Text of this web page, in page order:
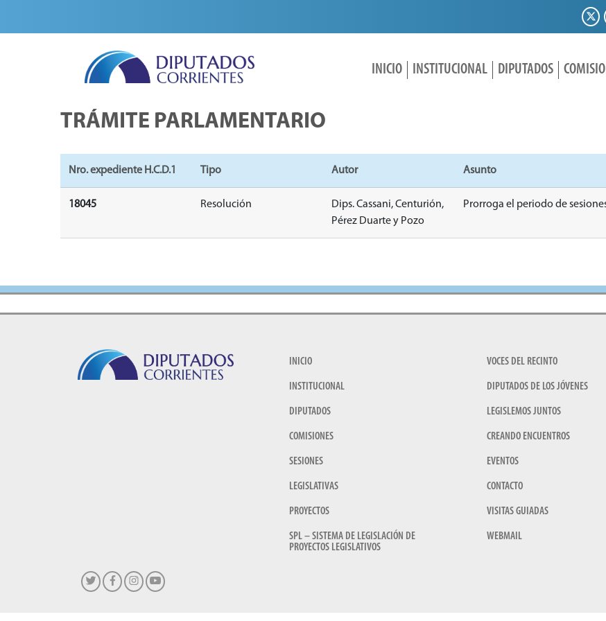
INICIO INSTITUCIONAL DIPUTADOS
TRÁMITE PARLAMENTARIO
Nro. expediente H.C.D.1 Tipo Autor Asunto
18045 Resolución
Dips. Cassani, Centurión,
Pérez Duarte y Pozo
Prorroga el periodo de
INICIO
INSTITUCIONAL
DIPUTADOS
COMISIONES
SESIONES
LEGISLATIVAS
PROYECTOS
SPL – SISTEMA DE LEGISLACIÓN DE
PROYECTOS LEGISLATIVOS
VOCES DEL RECINTO
DIPUTADOS DE LOS JÓVENES
LEGISLEMOS JUNTOS
CREANDO ENCUENTROS
EVENTOS
CONTACTO
VISITAS GUIADAS
WEBMAIL